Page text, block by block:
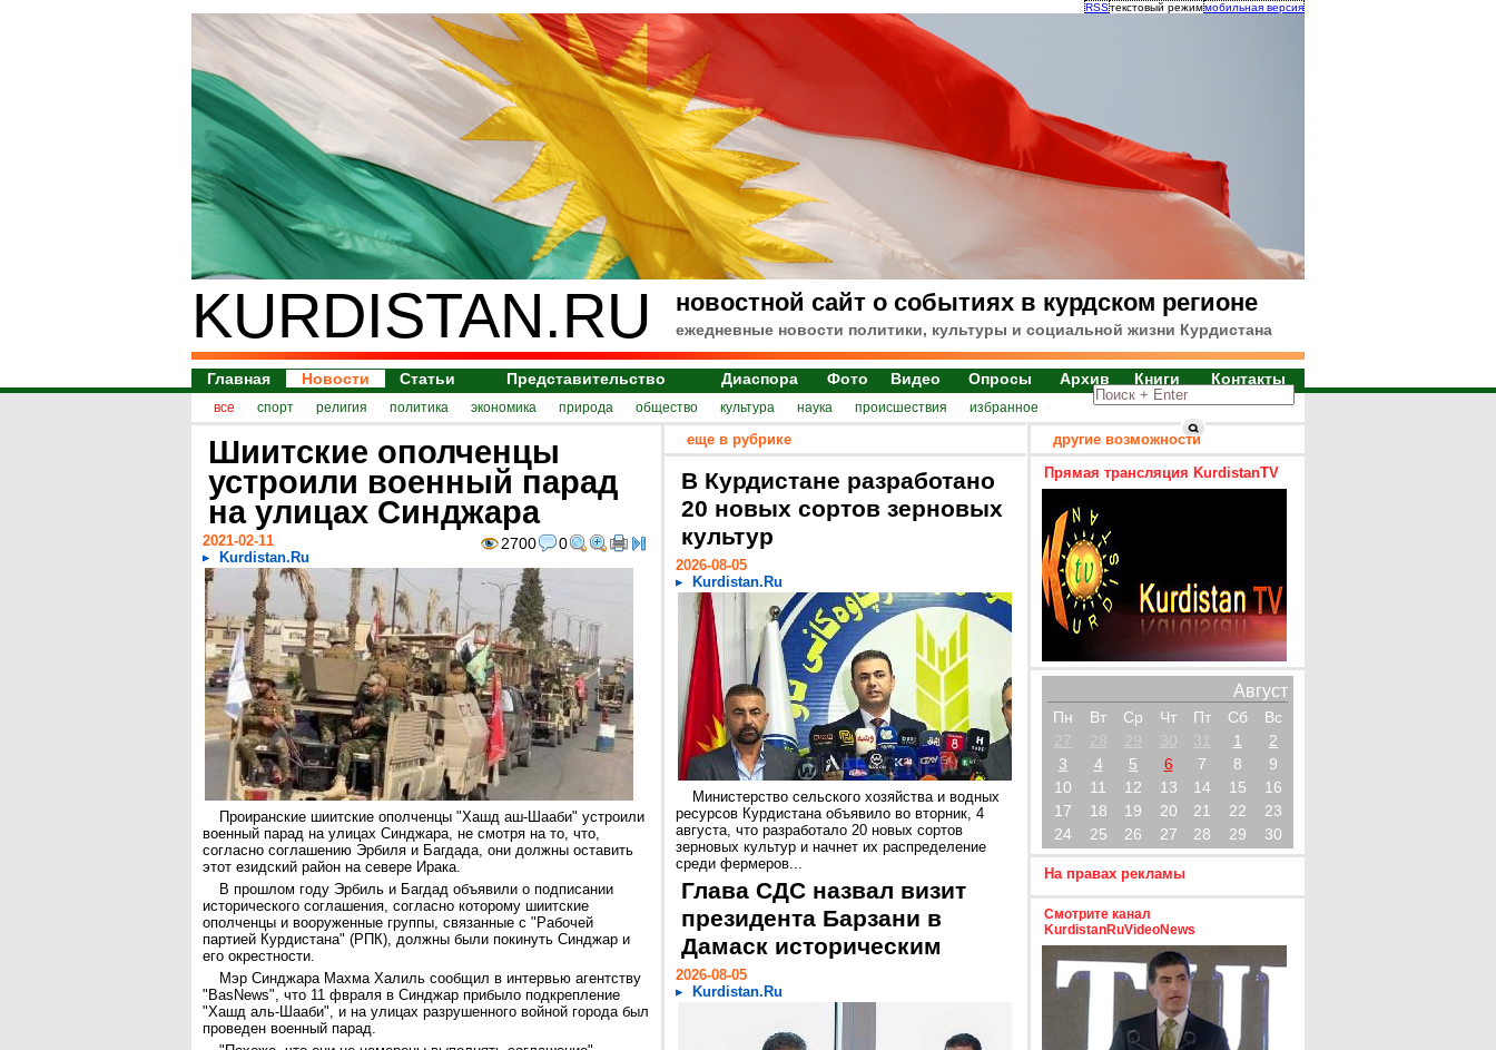
RSSтекстовый режиммобильная версия
KURDISTAN.RU новостной сайт о событиях в курдском регионе
ежедневные новости политики, культуры и социальной жизни Курдистана
Главная Новости Статьи Представительство Диаспора Фото Видео Опросы Архив Книги Контакты
все спорт религия политика экономика природа общество культура наука происшествия избранное
Шиитские ополченцы
устроили военный парад
на улицах Синджара
2700 0
2021-02-11
Kurdistan.Ru
Проиранские шиитские ополченцы "Хашд аш-Шааби" устроили
военный парад на улицах Синджара, не смотря на то, что,
согласно соглашению Эрбиля и Багдада, они должны оставить
этот езидский район на севере Ирака.
В прошлом году Эрбиль и Багдад объявили о подписании
исторического соглашения, согласно которому шиитские
ополченцы и вооруженные группы, связанные с "Рабочей
партией Курдистана" (РПК), должны были покинуть Синджар и
его окрестности.
Мэр Синджара Махма Халиль сообщил в интервью агентству
"BasNews", что 11 фвраля в Синджар прибыло подкрепление
"Хашд аль-Шааби", и на улицах разрушенного войной города был
проведен военный парад.
еще в рубрике
В Курдистане разработано
20 новых сортов зерновых
культур
2026-08-05
Kurdistan.Ru
Министерство сельского хозяйства и водных
ресурсов Курдистана объявило во вторник, 4
августа, что разработало 20 новых сортов
зерновых культур и начнет их распределение
среди фермеров...
Глава СДС назвал визит
президента Барзани в
Дамаск историческим
2026-08-05
Kurdistan.Ru
другие возможности
Прямая трансляция KurdistanTV
Август
Пн Вт Ср Чт Пт Сб
Вс
27
28 29 30 31 1
2
3
4 5 6 7 8
9
10
11 12 13 14 15
16
17
18 19 20 21 22
23
24
25 26 27 28 29 30
На правах рекламы
Смотрите канал
KurdistanRuVideoNews